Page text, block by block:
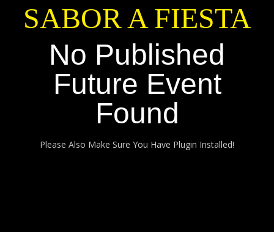
SABOR A FIESTA
No Published
Future Event
Found
Please Also Make Sure You Have Plugin Installed!